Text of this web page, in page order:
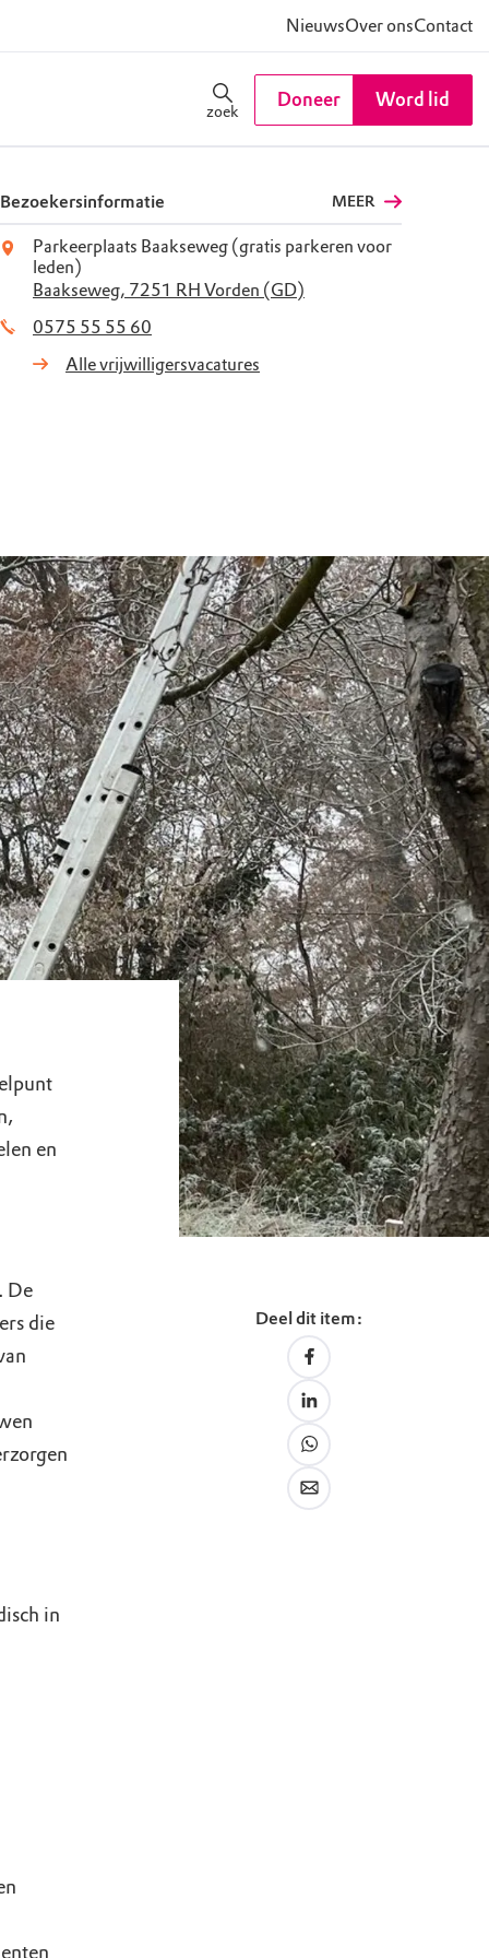
NieuwsOver onsContact
zoek
Doneer Word lid
Bezoekersinformatie MEER
Parkeerplaats Baakseweg (gratis parkeren voor
leden)
Baakseweg, 7251 RH Vorden (GD)
0575 55 55 60
Alle vrijwilligersvacatures
en
De
die
in
Deel dit item: